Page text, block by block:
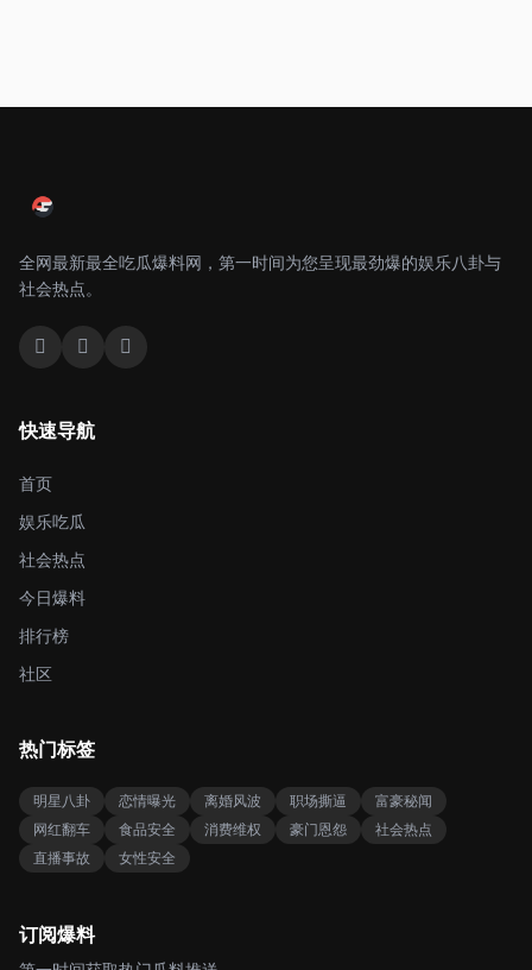
全网最新最全吃瓜爆料网，第一时间为您呈现最劲爆的娱乐八卦与
社会热点。
快速导航
首页
娱乐吃瓜
社会热点
今日爆料
排行榜
社区
热门标签
明星八卦 恋情曝光 离婚风波 职场撕逼
富豪秘闻
网红翻车
食品安全 消费维权 豪门恩怨
社会热点
直播事故
女性安全
订阅爆料